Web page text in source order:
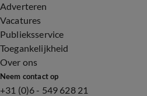
Adverteren
Vacatures
Publieksservice
Toegankelijkheid
Over ons
Neem contact op
+31 (0)6 - 549 628 21